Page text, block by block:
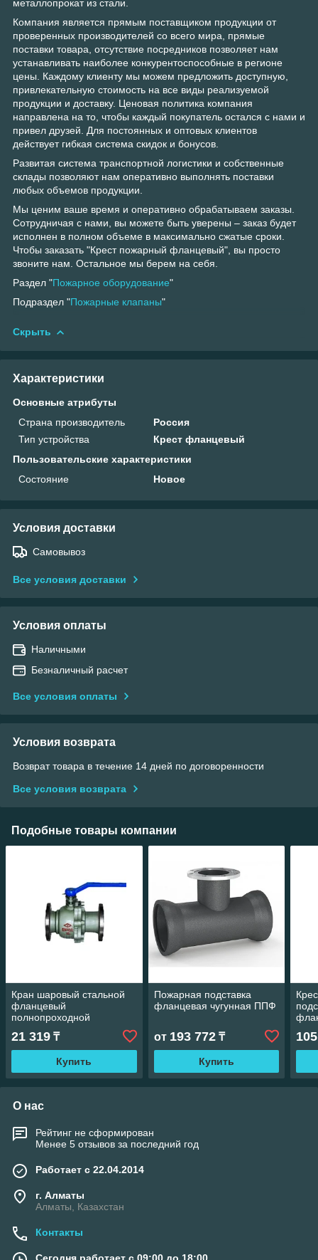
металлопрокат из стали.
Компания является прямым поставщиком продукции от
проверенных производителей со всего мира, прямые
поставки товара, отсутствие посредников позволяет нам
устанавливать наиболее конкурентоспособные в регионе
цены. Каждому клиенту мы можем предложить доступную,
привлекательную стоимость на все виды реализуемой
продукции и доставку. Ценовая политика компания
направлена на то, чтобы каждый покупатель остался с нами и
привел друзей. Для постоянных и оптовых клиентов
действует гибкая система скидок и бонусов.
Развитая система транспортной логистики и собственные
склады позволяют нам оперативно выполнять поставки
любых объемов продукции.
Мы ценим ваше время и оперативно обрабатываем заказы.
Сотрудничая с нами, вы можете быть уверены – заказ будет
исполнен в полном объеме в максимально сжатые сроки.
Чтобы заказать "Крест пожарный фланцевый", вы просто
звоните нам. Остальное мы берем на себя.
Раздел "Пожарное оборудование"
Подраздел "Пожарные клапаны"
Скрыть
Характеристики
Основные атрибуты
Страна производитель
Россия
Тип устройства
Крест фланцевый
Пользовательские характеристики
Состояние
Новое
Условия доставки
Самовывоз
Все условия доставки
Условия оплаты
Наличными
Безналичный расчет
Все условия оплаты
Условия возврата
Возврат товара в течение 14 дней по договоренности
Все условия возврата
Подобные товары компании
Кран шаровый стальной
фланцевый
полнопроходной
двухсоставной Ру40
21 319 ₸
Купить
Пожарная подставка
фланцевая чугунная ППФ
от 193 772₸
Купить
О нас
Рейтинг не сформирован
Менее 5 отзывов за последний год
Работает с 22.04.2014
г. Алматы
Алматы, Казахстан
Контакты